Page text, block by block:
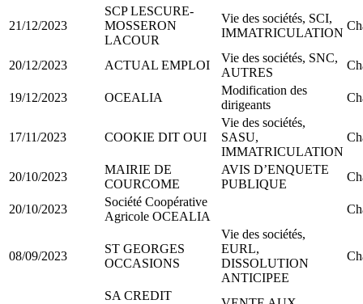
21/12/2023
SCP LESCURE-
MOSSERON
LACOUR
Vie des sociétés, SCI,
IMMATRICULATION
20/12/2023 ACTUAL EMPLOI
Vie des sociétés, SNC,
AUTRES
19/12/2023 OCEALIA
Modification des
dirigeants
17/11/2023 COOKIE DIT OUI
Vie des sociétés,
SASU,
IMMATRICULATION
20/10/2023
MAIRIE DE
COURCOME
AVIS D’ENQUETE
PUBLIQUE
20/10/2023
Société Coopérative
Agricole OCEALIA
08/09/2023
ST GEORGES
OCCASIONS
Vie des sociétés,
EURL,
DISSOLUTION
ANTICIPEE
SA CREDIT